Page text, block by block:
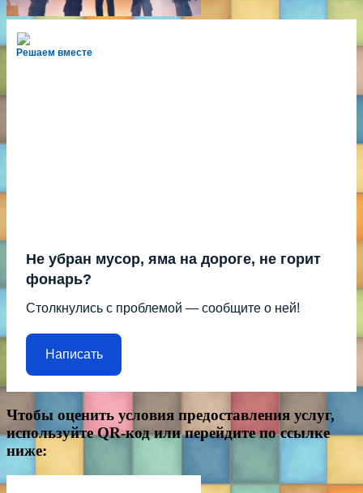
Решаем вместе
Не убран мусор, яма на дороге, не горит
фонарь?
Столкнулись с проблемой — сообщите о ней!
Написать
Чтобы оценить условия предоставления услуг,
используйте QR-код или перейдите по ссылке
ниже: